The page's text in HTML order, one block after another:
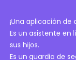
¡Una aplicación
Es un asistente en
sus hijos.
Es un guardia de